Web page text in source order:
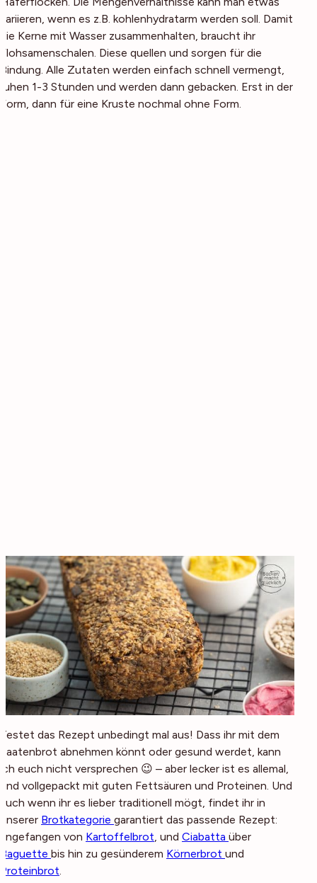
variieren, wenn es z.B. kohlenhydratarm werden soll. Damit
die Kerne mit Wasser zusammenhalten, braucht ihr
Flohsamenschalen. Diese quellen und sorgen für die
Bindung. Alle Zutaten werden einfach schnell vermengt,
ruhen 1-3 Stunden und werden dann gebacken. Erst in der
Form, dann für eine Kruste nochmal ohne Form.
Testet das Rezept unbedingt mal aus! Dass ihr mit dem
Saatenbrot abnehmen könnt oder gesund werdet, kann
ich euch nicht versprechen 😉 – aber lecker ist es allemal,
und vollgepackt mit guten Fettsäuren und Proteinen. Und
auch wenn ihr es lieber traditionell mögt, findet ihr in
unserer Brotkategorie garantiert das passende Rezept:
angefangen von Kartoffelbrot , und Ciabatta über
Baguette bis hin zu gesünderem Körnerbrot und
Proteinbrot